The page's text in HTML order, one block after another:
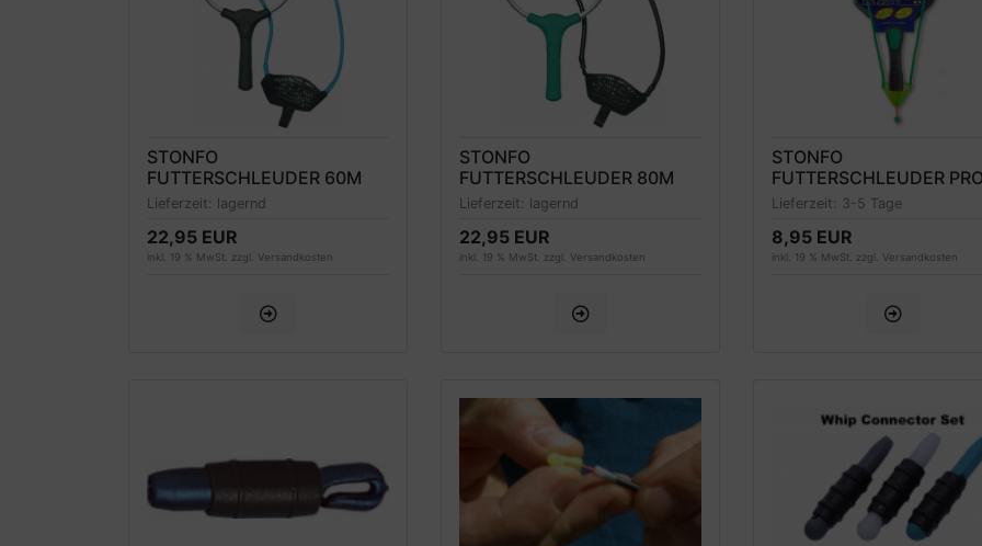
STONFO
FUTTERSCHLEUDER 60M
Lieferzeit: lagernd
22,95 EUR
inkl. 19 % MwSt. zzgl. Versandkosten
STONFO
FUTTERSCHLEUDER 80M
Lieferzeit: lagernd
22,95 EUR
inkl. 19 % MwSt. zzgl. Versandkosten
STONFO
FUTTERSCHLEUDER PRO
MATCH 11-16M
Lieferzeit: 3-5 Tage
8,95 EUR
inkl. 19 % MwSt. zzgl. Versandkosten